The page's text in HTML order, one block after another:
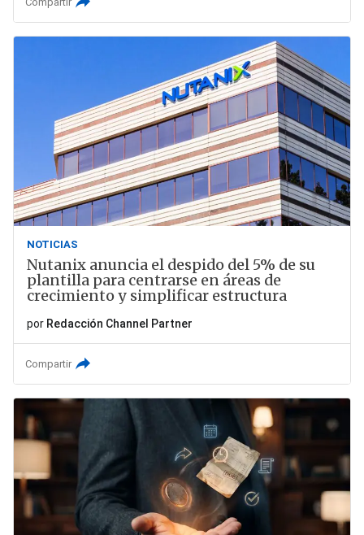
NOTICIAS
Nutanix anuncia el despido del 5% de su
plantilla para centrarse en áreas de
crecimiento y simplificar estructura
por Redacción Channel Partner
Compartir